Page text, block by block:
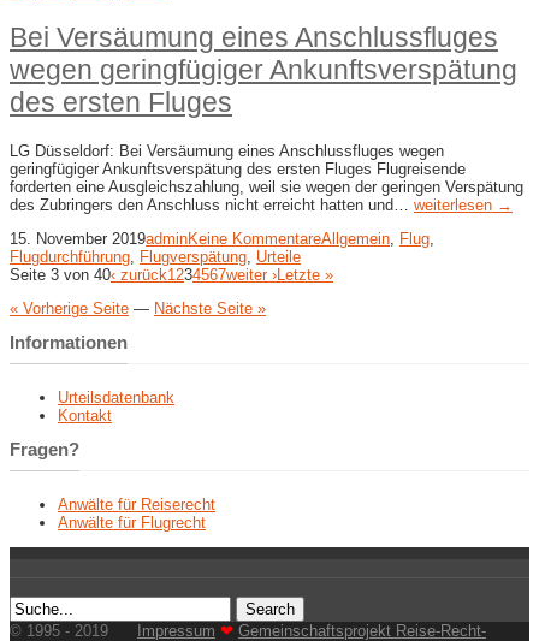
Bei Versäumung eines Anschlussfluges
wegen geringfügiger Ankunftsverspätung
des ersten Fluges
LG Düsseldorf: Bei Versäumung eines Anschlussfluges wegen
geringfügiger Ankunftsverspätung des ersten Fluges Flugreisende
forderten eine Ausgleichszahlung, weil sie wegen der geringen Verspätung
des Zubringers den Anschluss nicht erreicht hatten und… weiterlesen →
15. November 2019adminKeine KommentareAllgemein Flug
Flugdurchführung Flugverspätung Urteile
Seite 3 von 40‹ zurück1 234567weiter ›Letzte »
« Vorherige Seite — Nächste Seite »
Informationen
Urteilsdatenbank
Kontakt
Fragen?
Anwälte für Reiserecht
Anwälte für Flugrecht
© 1995 - 2019 Impressum ❤ Gemeinschaftsprojekt Reise-Recht-